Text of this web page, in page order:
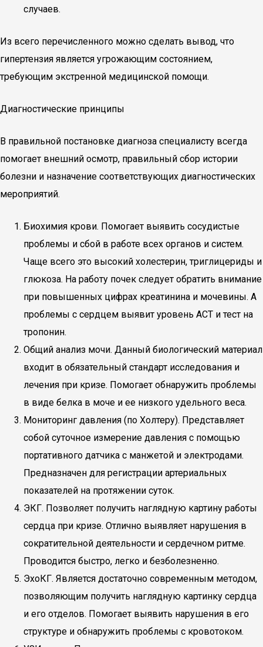
случаев.
Из всего перечисленного можно сделать вывод, что
гипертензия является угрожающим состоянием,
требующим экстренной медицинской помощи.
Диагностические принципы
В правильной постановке диагноза специалисту всегда
помогает внешний осмотр, правильный сбор истории
болезни и назначение соответствующих диагностических
мероприятий.
Биохимия крови. Помогает выявить сосудистые
проблемы и сбой в работе всех органов и систем.
Чаще всего это высокий холестерин, триглицериды и
глюкоза. На работу почек следует обратить внимание
при повышенных цифрах креатинина и мочевины. А
проблемы с сердцем выявит уровень АСТ и тест на
тропонин.
Общий анализ мочи. Данный биологический материал
входит в обязательный стандарт исследования и
лечения при кризе. Помогает обнаружить проблемы
в виде белка в моче и ее низкого удельного веса.
Мониторинг давления (по Холтеру). Представляет
собой суточное измерение давления с помощью
портативного датчика с манжетой и электродами.
Предназначен для регистрации артериальных
показателей на протяжении суток.
ЭКГ. Позволяет получить наглядную картину работы
сердца при кризе. Отлично выявляет нарушения в
сократительной деятельности и сердечном ритме.
Проводится быстро, легко и безболезненно.
ЭхоКГ. Является достаточно современным методом,
позволяющим получить наглядную картинку сердца
и его отделов. Помогает выявить нарушения в его
структуре и обнаружить проблемы с кровотоком.